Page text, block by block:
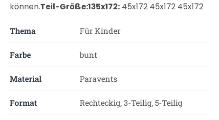
können.Teil-Größe:135x172: 45x172 45x172 45x172
Thema Für Kinder
Farbe bunt
Material Paravents
Format Rechteckig, 3-Teilig, 5-Teilig